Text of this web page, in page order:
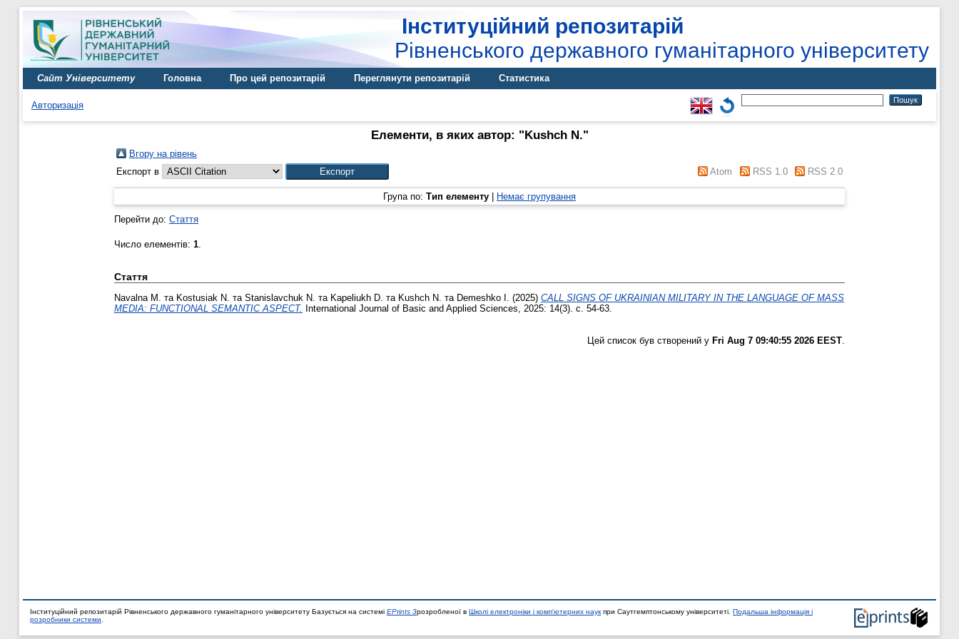
Інституційний репозитарій
Рівненського державного гуманітарного університету
Сайт Університету Головна Про цей репозитарій Переглянути репозитарій Статистика
Авторизація
Елементи, в яких автор: "Kushch N."
Вгору на рівень
Експорт в
Atom RSS 1.0 RSS 2.0
Група по: Тип елементу Немає групування
Перейти до: Стаття
Число елементів: 1.
Стаття
Navalna M. та Kostusiak N. та Stanislavchuk N. та Kapeliukh D. та Kushch N. та Demeshko I. (2025) CALL SIGNS OF UKRAINIAN MILITARY IN THE LANGUAGE OF MASS
MEDIA: FUNCTIONAL SEMANTIC ASPECT.
International Journal of Basic and Applied Sciences, 2025: 14(3). с. 54-63.
Цей список був створений у Fri Aug 7 09:40:55 2026 EEST
Інституційний репозитарій Рівненського державного гуманітарного університету Базується на системі EPrints 3розробленої в Школі електроніки і комп'ютерних наук при Саутгемптонському університеті. Подальша інформація і
розробники системи